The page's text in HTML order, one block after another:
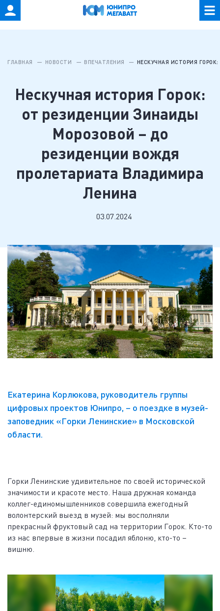
ГЛАВНАЯ НОВОСТИ ВПЕЧАТЛЕНИЯ НЕСКУЧНАЯ ИСТОРИЯ
Нескучная история Горок:
от резиденции Зинаиды
Морозовой – до
резиденции вождя
пролетариата Владимира
Ленина
03.07.2024
Екатерина Корлюкова, руководитель группы
цифровых проектов Юнипро, – о поездке в музей-
заповедник «Горки Ленинские» в Московской
области.
Горки Ленинские удивительное по своей исторической
значимости и красоте место. Наша дружная команда
коллег-единомышленников совершила ежегодный
волонтерский выезд в музей: мы восполняли
прекрасный фруктовый сад на территории Горок. Кто-то
из нас впервые в жизни посадил яблоню, кто-то –
вишню.